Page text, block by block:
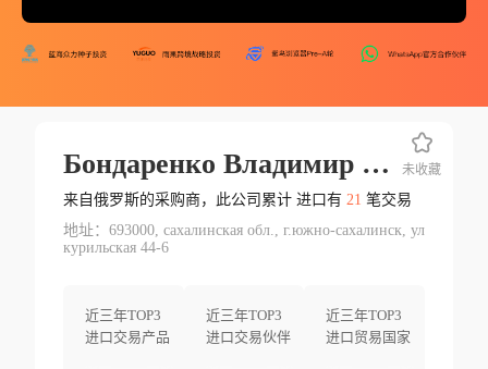
Бондаренко Владимир Дмитриевич
来自俄罗斯的采购商，此公司累计 进口有 21 笔交易
地址：693000, сахалинская обл., г.южно-сахалинск, ул
курильская 44-6
近三年TOP3
进口交易产品
近三年TOP3
进口交易伙伴
近三年TOP3
进口贸易国家
未收藏